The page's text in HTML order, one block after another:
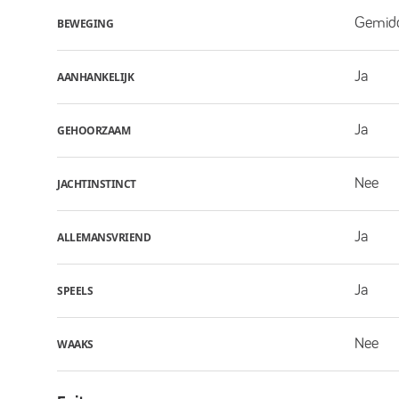
BEWEGING
AANHANKELIJK Ja
GEHOORZAAM Ja
JACHTINSTINCT Nee
ALLEMANSVRIEND Ja
SPEELS Ja
WAAKS Nee